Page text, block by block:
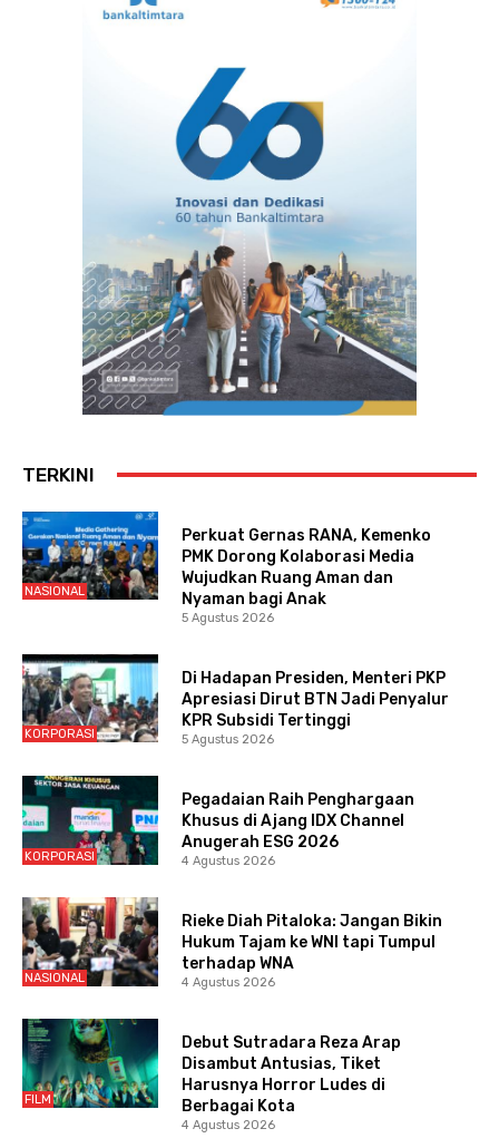
TERKINI
NASIONAL
Perkuat Gernas RANA, Kemenko
PMK Dorong Kolaborasi Media
Wujudkan Ruang Aman dan
Nyaman bagi Anak
5 Agustus 2026
KORPORASI
Di Hadapan Presiden, Menteri PKP
Apresiasi Dirut BTN Jadi Penyalur
KPR Subsidi Tertinggi
5 Agustus 2026
KORPORASI
Pegadaian Raih Penghargaan
Khusus di Ajang IDX Channel
Anugerah ESG 2026
4 Agustus 2026
NASIONAL
Rieke Diah Pitaloka: Jangan Bikin
Hukum Tajam ke WNI tapi Tumpul
terhadap WNA
4 Agustus 2026
FILM
Debut Sutradara Reza Arap
Disambut Antusias, Tiket
Harusnya Horror Ludes di
Berbagai Kota
4 Agustus 2026